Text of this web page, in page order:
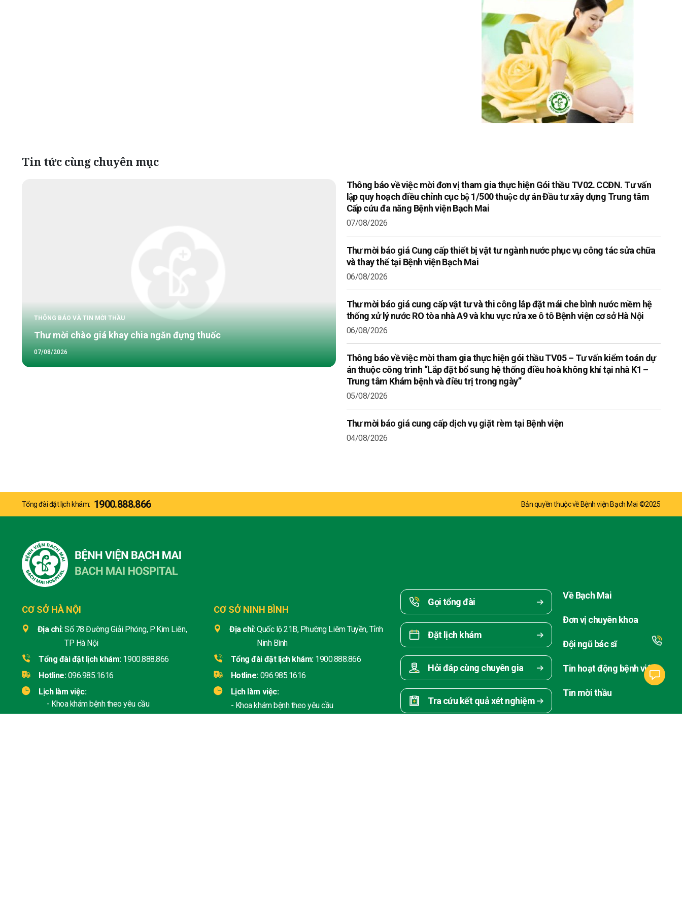
Tin tức cùng chuyên mục
THÔNG BÁO VÀ TIN MỜI THẦU
Thư mời chào giá khay chia ngăn đựng thuốc
07/08/2026
Thông báo về việc mời đơn vị tham gia thực hiện Gói thầu TV02. CCĐN. Tư vấn
lập quy hoạch điều chỉnh cục bộ 1/500 thuộc dự án Đầu tư xây dựng Trung tâm
Cấp cứu đa năng Bệnh viện Bạch Mai
07/08/2026
Thư mời báo giá Cung cấp thiết bị vật tư ngành nước phục vụ công tác sửa chữa
và thay thế tại Bệnh viện Bạch Mai
06/08/2026
Thư mời báo giá cung cấp vật tư và thi công lắp đặt mái che bình nước mềm hệ
thống xử lý nước RO tòa nhà A9 và khu vực rửa xe ô tô Bệnh viện cơ sở Hà Nội
06/08/2026
Thông báo về việc mời tham gia thực hiện gói thầu TV05 – Tư vấn kiểm toán dự
án thuộc công trình “Lắp đặt bổ sung hệ thống điều hoà không khí tại nhà K1 –
Trung tâm Khám bệnh và điều trị trong ngày”
05/08/2026
Thư mời báo giá cung cấp dịch vụ giặt rèm tại Bệnh viện
04/08/2026
Tổng đài đặt lịch khám: 1900.888.866 Bản quyền thuộc về Bệnh viện Bạch Mai ©2025
CƠ SỞ HÀ NỘI
Địa chỉ:Số 78 Đường Giải Phóng, P. Kim Liên,
TP Hà Nội
Tổng đài đặt lịch khám: 1900.888.866
Hotline: 096.985.1616
Lịch làm việc:
- Khoa khám bệnh theo yêu cầu
CƠ SỞ NINH BÌNH
Địa chỉ:Quốc lộ 21B, Phường Liêm Tuyền, Tỉnh
Ninh Bình
Tổng đài đặt lịch khám: 1900.888.866
Hotline: 096.985.1616
Lịch làm việc:
- Khoa khám bệnh theo yêu cầu
Gọi tổng đài
Đặt lịch khám
Hỏi đáp cùng chuyên gia
Tra cứu kết quả xét nghiệm
Về Bạch Mai
Đơn vị chuyên khoa
Đội ngũ bác sĩ
Tin hoạt động bệnh viện
Tin mời thầu